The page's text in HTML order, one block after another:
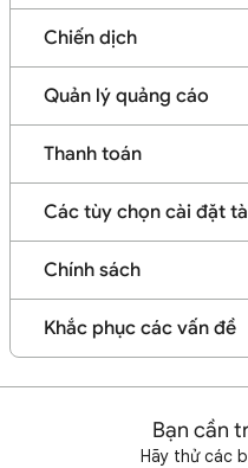
Chiến dịch
Quản lý quảng cáo
Thanh toán
Các tùy chọn cài đặt
Chính sách
Khắc phục các vấn đề
Bạn cần
Hãy thử các